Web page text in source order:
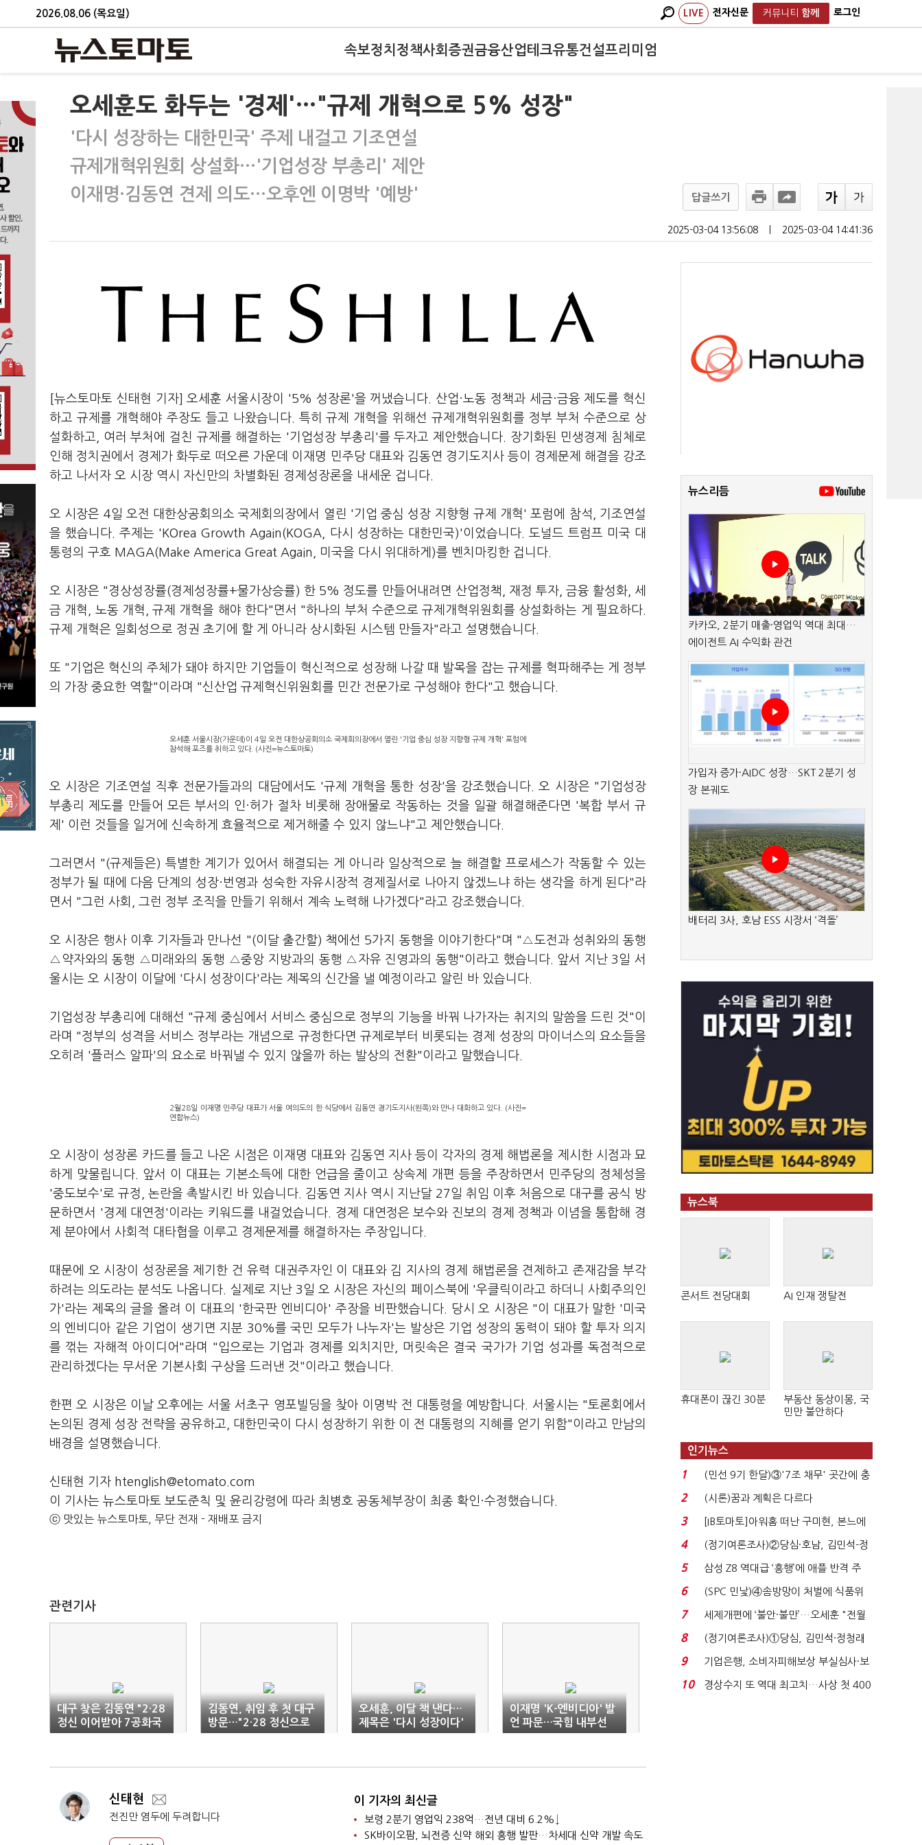
2026.08.06 (목요일) LIVE 전자신문 커뮤니티 함께 로그인
속보정치 정책사회 증권금융산업테크유통건설프리미엄
오세훈도 화두는 '경제'…"규제 개혁으로 5% 성장"
'다시 성장하는 대한민국' 주제 내걸고 기조연설
규제개혁위원회 상설화…'기업성장 부총리' 제안
이재명·김동연 견제 의도…오후엔 이명박 '예방'
답글쓰기
2025-03-04 13:56:08 2025-03-04 14:41:36
[뉴스토마토 신태현 기자] 오세훈 서울시장이 '5% 성장론'을 꺼냈습니다. 산업·노동 정책과 세금·금융 제도를 혁신
하고 규제를 개혁해야 주장도 들고 나왔습니다. 특히 규제 개혁을 위해선 규제개혁위원회를 정부 부처 수준으로 상
설화하고, 여러 부처에 걸친 규제를 해결하는 '기업성장 부총리'를 두자고 제안했습니다. 장기화된 민생경제 침체로
인해 정치권에서 경제가 화두로 떠오른 가운데 이재명 민주당 대표와 김동연 경기도지사 등이 경제문제 해결을 강조
하고 나서자 오 시장 역시 자신만의 차별화된 경제성장론을 내세운 겁니다.
오 시장은 4일 오전 대한상공회의소 국제회의장에서 열린 '기업 중심 성장 지향형 규제 개혁' 포럼에 참석, 기조연설
을 했습니다. 주제는 'KOrea Growth Again(KOGA, 다시 성장하는 대한민국)'이었습니다. 도널드 트럼프 미국 대
통령의 구호 MAGA(Make America Great Again, 미국을 다시 위대하게)를 벤치마킹한 겁니다.
오 시장은 "경상성장률(경제성장률+물가상승률) 한 5% 정도를 만들어내려면 산업정책, 재정 투자, 금융 활성화, 세
금 개혁, 노동 개혁, 규제 개혁을 해야 한다"면서 "하나의 부처 수준으로 규제개혁위원회를 상설화하는 게 필요하다.
규제 개혁은 일회성으로 정권 초기에 할 게 아니라 상시화된 시스템 만들자"라고 설명했습니다.
또 "기업은 혁신의 주체가 돼야 하지만 기업들이 혁신적으로 성장해 나갈 때 발목을 잡는 규제를 혁파해주는 게 정부
의 가장 중요한 역할"이라며 "신산업 규제혁신위원회를 민간 전문가로 구성해야 한다"고 했습니다.
오세훈 서울시장(가운데)이 4일 오전 대한상공회의소 국제회의장에서 열린 '기업 중심 성장 지향형 규제 개혁' 포럼에
참석해 포즈를 취하고 있다. (사진=뉴스토마토)
오 시장은 기조연설 직후 전문가들과의 대담에서도 '규제 개혁을 통한 성장'을 강조했습니다. 오 시장은 "기업성장
부총리 제도를 만들어 모든 부서의 인·허가 절차 비롯해 장애물로 작동하는 것을 일괄 해결해준다면 '복합 부서 규
제' 이런 것들을 일거에 신속하게 효율적으로 제거해줄 수 있지 않느냐"고 제안했습니다.
그러면서 "(규제들은) 특별한 계기가 있어서 해결되는 게 아니라 일상적으로 늘 해결할 프로세스가 작동할 수 있는
정부가 될 때에 다음 단계의 성장·번영과 성숙한 자유시장적 경제질서로 나아지 않겠느냐 하는 생각을 하게 된다"라
면서 "그런 사회, 그런 정부 조직을 만들기 위해서 계속 노력해 나가겠다"라고 강조했습니다.
오 시장은 행사 이후 기자들과 만나선 "(이달 출간할) 책에선 5가지 동행을 이야기한다"며 "△도전과 성취와의 동행
△약자와의 동행 △미래와의 동행 △중앙 지방과의 동행 △자유 진영과의 동행"이라고 했습니다. 앞서 지난 3일 서
울시는 오 시장이 이달에 '다시 성장이다'라는 제목의 신간을 낼 예정이라고 알린 바 있습니다.
기업성장 부총리에 대해선 "규제 중심에서 서비스 중심으로 정부의 기능을 바꿔 나가자는 취지의 말씀을 드린 것"이
라며 "정부의 성격을 서비스 정부라는 개념으로 규정한다면 규제로부터 비롯되는 경제 성장의 마이너스의 요소들을
오히려 '플러스 알파'의 요소로 바꿔낼 수 있지 않을까 하는 발상의 전환"이라고 말했습니다.
2월28일 이재명 민주당 대표가 서울 여의도의 한 식당에서 김동연 경기도지사(왼쪽)와 만나 대화하고 있다. (사진=
연합뉴스)
오 시장이 성장론 카드를 들고 나온 시점은 이재명 대표와 김동연 지사 등이 각자의 경제 해법론을 제시한 시점과 묘
하게 맞물립니다. 앞서 이 대표는 기본소득에 대한 언급을 줄이고 상속제 개편 등을 주장하면서 민주당의 정체성을
'중도보수'로 규정, 논란을 촉발시킨 바 있습니다. 김동연 지사 역시 지난달 27일 취임 이후 처음으로 대구를 공식 방
문하면서 '경제 대연정'이라는 키워드를 내걸었습니다. 경제 대연정은 보수와 진보의 경제 정책과 이념을 통합해 경
제 분야에서 사회적 대타협을 이루고 경제문제를 해결하자는 주장입니다.
때문에 오 시장이 성장론을 제기한 건 유력 대권주자인 이 대표와 김 지사의 경제 해법론을 견제하고 존재감을 부각
하려는 의도라는 분석도 나옵니다. 실제로 지난 3일 오 시장은 자신의 페이스북에 '우클릭이라고 하더니 사회주의인
가'라는 제목의 글을 올려 이 대표의 '한국판 엔비디아' 주장을 비판했습니다. 당시 오 시장은 "이 대표가 말한 '미국
의 엔비디아 같은 기업이 생기면 지분 30%를 국민 모두가 나누자'는 발상은 기업 성장의 동력이 돼야 할 투자 의지
를 꺾는 자해적 아이디어"라며 "입으로는 기업과 경제를 외치지만, 머릿속은 결국 국가가 기업 성과를 독점적으로
관리하겠다는 무서운 기본사회 구상을 드러낸 것"이라고 했습니다.
한편 오 시장은 이날 오후에는 서울 서초구 영포빌딩을 찾아 이명박 전 대통령을 예방합니다. 서울시는 "토론회에서
논의된 경제 성장 전략을 공유하고, 대한민국이 다시 성장하기 위한 이 전 대통령의 지혜를 얻기 위함"이라고 만남의
배경을 설명했습니다.
신태현 기자 htenglish@etomato.com
이 기사는 뉴스토마토 보도준칙 및 윤리강령에 따라 최병호 공동체부장이 최종 확인·수정했습니다.
ⓒ 맛있는 뉴스토마토, 무단 전재 - 재배포 금지
관련기사
대구 찾은 김동연 "2·28
정신 이어받아 7공화국
열 것"
김동연, 취임 후 첫 대구
방문…"2·28 정신으로
정권교체"(종합)
오세훈, 이달 책 낸다…
제목은 '다시 성장이다'
이재명 'K-엔비디아' 발
언 파문…국힘 내부선
'색깔론'
신태현
전진만 염두에 두려합니다
이 기자의 최신글
보령 2분기 영업익 238억…전년 대비 6.2%↓
SK바이오팜, 뇌전증 신약 해외 흥행 발판…차세대 신약 개발 속도
뉴스리듬
카카오, 2분기 매출·영업익 역대 최대…
에이전트 AI 수익화 관건
가입자 증가·AIDC 성장…SKT 2분기 성
장 본궤도
배터리 3사, 호남 ESS 시장서 ‘격돌’
뉴스북
콘서트 전당대회 AI 인재 쟁탈전
휴대폰이 끊긴 30분
부동산 동상이몽, 국
민만 불안하다
인기뉴스
1
(민선 9기 한달)③'7조 채무' 곳간에 충
격…추미애, 20년...
2 (시론)꿈과 계획은 다르다
3
[IB토마토]아워홈 떠난 구미현, 본느에
340억 베팅…가...
4
(정기여론조사)②당심·호남, 김민석-정
청래 '초접전'...
5
삼성 Z8 역대급 ‘흥행’에 애플 반격 주
목…9월 ‘폴...
6
(SPC 민낯)④솜방망이 처벌에 식품위
생법 위반 반복...
7
세제개편에 ‘불안·불만’…오세훈 "전월
세 구하기 더 ...
8
(정기여론조사)①당심, 김민석·정청래
'초접전'…대통령 ...
9
기업은행, 소비자피해보상 부실심사·보
이스피싱 공시 ...
10
경상수지 또 역대 최고치…사상 첫 400